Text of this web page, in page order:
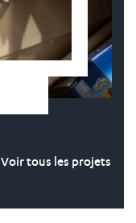
Voir tous les projets